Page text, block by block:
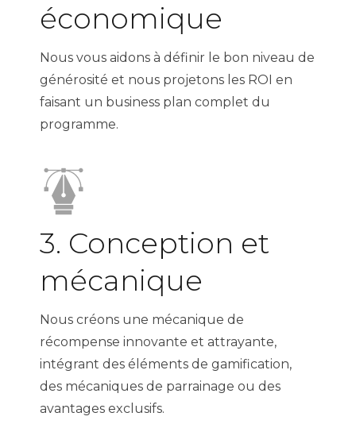
économique
Nous vous aidons à définir le bon niveau de
générosité et nous projetons les ROI en
faisant un business plan complet du
programme.
3. Conception et
mécanique
Nous créons une mécanique de
récompense innovante et attrayante,
intégrant des éléments de gamification,
des mécaniques de parrainage ou des
avantages exclusifs.